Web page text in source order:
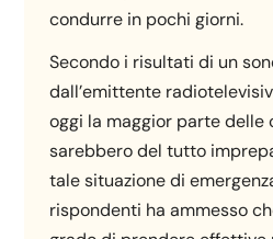
condurre in pochi giorni.
Secondo i risultati di un
dall’emittente
oggi la maggior parte
sarebbero del tutto
tale situazione di
rispondenti ha ammesso